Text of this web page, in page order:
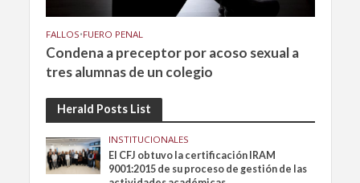
FALLOS•FUERO PENAL
Condena a preceptor por acoso sexual a
tres alumnas de un colegio
Herald Posts List
INSTITUCIONALES
El CFJ obtuvo la certificación IRAM
9001:2015 de su proceso de gestión de las